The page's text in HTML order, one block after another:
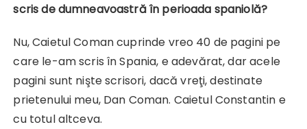
scris de dumneavoastră în perioada spaniolă?
Nu, Caietul Coman cuprinde vreo 40 de pagini pe
care le-am scris în Spania, e adevărat, dar acele
pagini sunt nişte scrisori, dacă vreţi, destinate
prietenului meu, Dan Coman. Caietul Constantin e
cu totul altceva.